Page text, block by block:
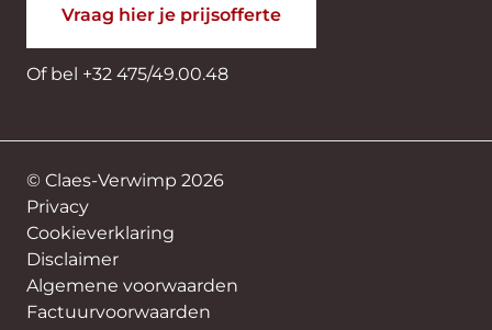
Vraag hier je prijsofferte
Of bel +32 475/49.00.48
© Claes-Verwimp 2026
Privacy
Cookieverklaring
Disclaimer
Algemene voorwaarden
Factuurvoorwaarden